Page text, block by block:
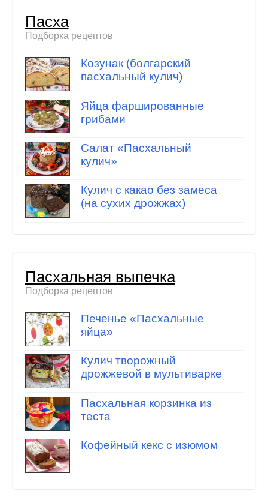
Пасха
Подборка рецептов
Козунак (болгарский
пасхальный кулич)
Яйца фаршированные
грибами
Салат «Пасхальный
кулич»
Кулич с какао без замеса
(на сухих дрожжах)
Пасхальная выпечка
Подборка рецептов
Печенье «Пасхальные
яйца»
Кулич творожный
дрожжевой в мультиварке
Пасхальная корзинка из
теста
Кофейный кекс с изюмом